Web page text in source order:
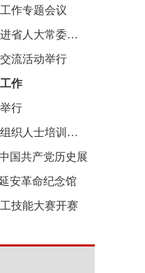
作专题会议
劳模工匠进机关首场宣讲活动走进省人大常委会机关
流活动举行
作
行
全省工会团结引导劳动领域社会组织人士培训班举行
国共产党历史展
安革命纪念馆
技能大赛开赛